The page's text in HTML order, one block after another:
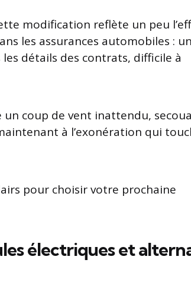
modification reflète un peu
les assurances automobiles : un
détails des contrats, difficile à
un coup de vent inattendu,
à l’exonération qui
pour choisir votre prochaine
électriques et